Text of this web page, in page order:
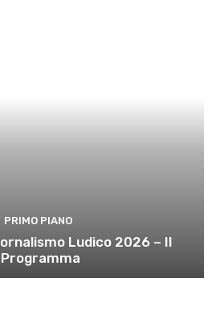
PRIMO PIANO
Ludico 2026 – Il
Programma